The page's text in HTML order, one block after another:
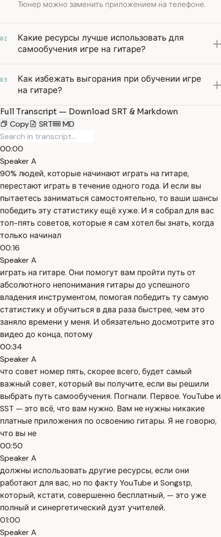
Тюнер можно заменить приложением на телефоне.
02
Какие ресурсы лучше использовать для
самообучения игре на гитаре?
03
Как избежать выгорания при обучении игре
на гитаре?
Full Transcript — Download SRT & Markdown
Copy
SRT MD
00:00
Speaker A
90% людей, которые начинают играть на гитаре,
перестают играть в течение одного года. И если вы
пытаетесь заниматься самостоятельно, то ваши шансы
победить эту статистику ещё хуже. И я собрал для вас
топ-пять советов, которые я сам хотел бы знать, когда
только начинал
00:16
Speaker A
играть на гитаре. Они помогут вам пройти путь от
абсолютного непонимания гитары до успешного
владения инструментом, помогая победить ту самую
статистику и обучиться в два раза быстрее, чем это
заняло времени у меня. И обязательно досмотрите это
видео до конца, потому
00:34
Speaker A
что совет номер пять, скорее всего, будет самый
важный совет, который вы получите, если вы решили
выбрать путь самообучения. Погнали. Первое. YouTube и
SST — это всё, что вам нужно. Вам не нужны никакие
платные приложения по освоению гитары. Я не говорю,
что вы не
00:50
Speaker A
должны использовать другие ресурсы, если они
работают для вас, но по факту YouTube и Songstр,
который, кстати, совершенно бесплатный, — это уже
полный и синергетический дуэт учителей.
01:00
Speaker A